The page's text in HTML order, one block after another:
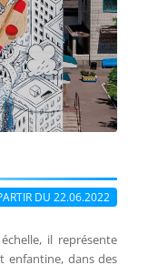
DU 22.06.2022
il représente
enfantine, dans des